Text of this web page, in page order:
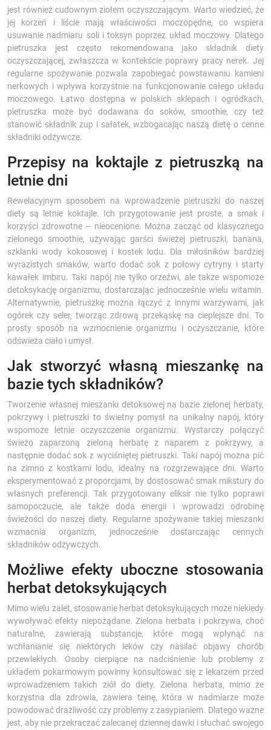
jest również cudownym ziołem oczyszczającym. Warto wiedzieć, że
jej korzeń i liście mają właściwości moczopędne, co wspiera
usuwanie nadmiaru soli i toksyn poprzez układ moczowy. Dlatego
pietruszka jest często rekomendowana jako składnik diety
oczyszczającej, zwłaszcza w kontekście poprawy pracy nerek. Jej
regularne spożywanie pozwala zapobiegać powstawaniu kamieni
nerkowych i wpływa korzystnie na funkcjonowanie całego układu
moczowego. Łatwo dostępna w polskich sklepach i ogródkach,
pietruszka może być dodawana do soków, smoothie, czy też
stanowić składnik zup i sałatek, wzbogacając naszą dietę o cenne
składniki odżywcze.
Przepisy na koktajle z pietruszką na
letnie dni
Rewelacyjnym sposobem na wprowadzenie pietruszki do naszej
diety są letnie koktajle. Ich przygotowanie jest proste, a smak i
korzyści zdrowotne – nieocenione. Można zacząć od klasycznego
zielonego smoothie, używając garści świeżej pietruszki, banana,
szklanki wody kokosowej i kostek lodu. Dla miłośników bardziej
wyrazistych smaków, warto dodać sok z połowy cytryny i starty
kawałek imbiru. Taki napój nie tylko orzeźwi, ale także wspomoże
detoksykację organizmu, dostarczając jednocześnie wielu witamin.
Alternatywnie, pietruszkę można łączyć z innymi warzywami, jak
ogórek czy seler, tworząc zdrową przekąskę na cieplejsze dni. To
prosty sposób na wzmocnienie organizmu i oczyszczanie, które
odświeża ciało i umysł.
Jak stworzyć własną mieszankę na
bazie tych składników?
Tworzenie własnej mieszanki detoksowej na bazie zielonej herbaty,
pokrzywy i pietruszki to świetny pomysł na unikalny napój, który
wspomoże letnie oczyszczenie organizmu. Wystarczy połączyć
świeżo zaparzoną zieloną herbatę z naparem z pokrzywy, a
następnie dodać sok z wyciśniętej pietruszki. Taki napój można pić
na zimno z kostkami lodu, idealny na rozgrzewające dni. Warto
eksperymentować z proporcjami, by dostosować smak mikstury do
własnych preferencji. Tak przygotowany eliksir nie tylko poprawi
samopoczucie, ale także doda energii i wprowadzi odrobinę
świeżości do naszej diety. Regularne spożywanie takiej mieszanki
wzmacnia organizm, jednocześnie dostarczając cennych
składników odżywczych.
Możliwe efekty uboczne stosowania
herbat detoksykujących
Mimo wielu zalet, stosowanie herbat detoksykujących może niekiedy
wywoływać efekty niepożądane. Zielona herbata i pokrzywa, choć
naturalne, zawierają substancje, które mogą wpłynąć na
wchłanianie się niektórych leków czy nasilać objawy chorób
przewlekłych. Osoby cierpiące na nadciśnienie lub problemy z
układem pokarmowym powinny konsultować się z lekarzem przed
wprowadzeniem takich ziół do diety. Zielona herbata, mimo że
korzystna dla zdrowia, zawiera teinę, która w nadmiarze może
powodować drażliwość czy problemy z zasypianiem. Dlatego ważne
jest, aby nie przekraczać zalecanej dziennej dawki i słuchać swojego